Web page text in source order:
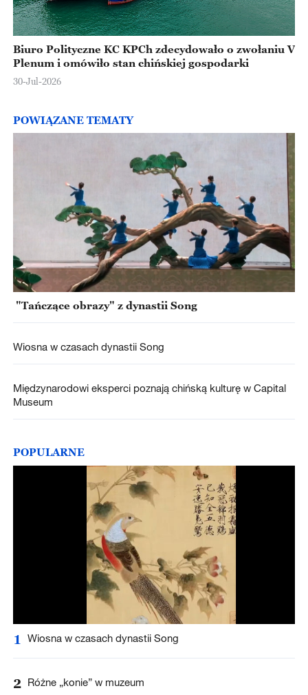
Biuro Polityczne KC KPCh zdecydowało o zwołaniu V
Plenum i omówiło stan chińskiej gospodarki
30-Jul-2026
POWIĄZANE TEMATY
"Tańczące obrazy" z dynastii Song
Wiosna w czasach dynastii Song
Międzynarodowi eksperci poznają chińską kulturę w Capital
Museum
POPULARNE
1 Wiosna w czasach dynastii Song
2 Różne „konie” w muzeum